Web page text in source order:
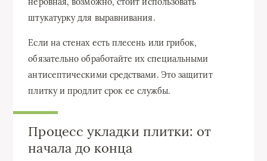
штукатурку для выравнивания.
Если на стенах есть плесень или грибок,
обязательно обработайте их специальными
антисептическими средствами. Это защитит
плитку и продлит срок ее службы.
Процесс укладки плитки: от
начала до конца